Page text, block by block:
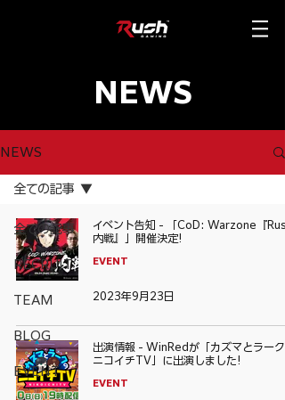
NEWS
NEWS
全ての記事
RECRUIT
TEAM
BLOG
EVENT
全ての記事
イベント告知 - 「CoD: Warzone『
内戦』」開催決定!
EVENT
2023年9月23日
出演情報 - WinRedが「カズマとラーク
ニコイチTV」に出演しました!
EVENT